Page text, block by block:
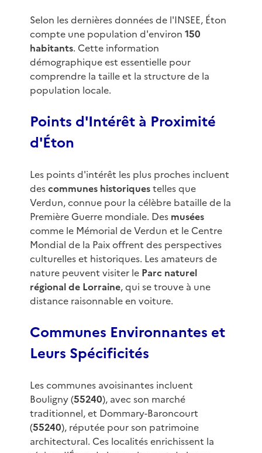
Selon les dernières données de l'INSEE, Éton
compte une population d'environ 150
habitants. Cette information
démographique est essentielle pour
comprendre la taille et la structure de la
population locale.
Points d'Intérêt à Proximité
d'Éton
Les points d'intérêt les plus proches incluent
descommunes historiquestelles que
Verdun, connue pour la célèbre bataille de la
Première Guerre mondiale. Des musées
comme le Mémorial de Verdun et le Centre
Mondial de la Paix offrent des perspectives
culturelles et historiques. Les amateurs de
nature peuvent visiter le Parc naturel
régional de Lorraine, qui se trouve à une
distance raisonnable en voiture.
Communes Environnantes et
Leurs Spécificités
Les communes avoisinantes incluent
Bouligny (55240), avec son marché
traditionnel, et Dommary-Baroncourt
(55240), réputée pour son patrimoine
architectural. Ces localités enrichissent la